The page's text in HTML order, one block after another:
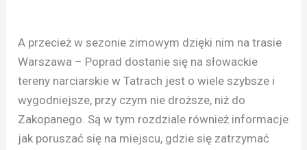
A przecież w sezonie zimowym dzięki nim na trasie
Warszawa – Poprad dostanie się na słowackie
tereny narciarskie w Tatrach jest o wiele szybsze i
wygodniejsze, przy czym nie droższe, niż do
Zakopanego. Są w tym rozdziale również informacje
jak poruszać się na miejscu, gdzie się zatrzymać